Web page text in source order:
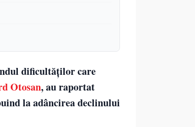
dificultăților care
Otosan, au raportat
la adâncirea declinului